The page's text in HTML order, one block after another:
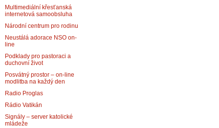
Multimediální křesťanská
internetová samoobsluha
Národní centrum pro rodinu
Neustálá adorace NSO on-
line
Podklady pro pastoraci a
duchovní život
Posvátný prostor – on-line
modlitba na každý den
Radio Proglas
Rádio Vatikán
Signály – server katolické
mládeže